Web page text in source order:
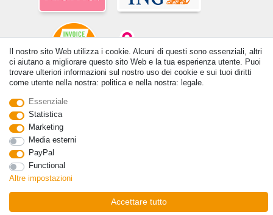
Il nostro sito Web utilizza i cookie. Alcuni di questi sono essenziali, altri
ci aiutano a migliorare questo sito Web e la tua esperienza utente. Puoi
trovare ulteriori informazioni sul nostro uso dei cookie e sui tuoi diritti
come utente nella nostra: politica e nella nostra: legale.
Essenziale
Statistica
Marketing
Media esterni
PayPal
Functional
Altre impostazioni
Accettare tutto
© Copyright 2026 | Tutti i diritti riservati. - Tutti i diritti riservati. Prezzi
incl. 19% di imposta sul valore aggiunto | prezzi base vedi dettaglio
articolo | *Si applica alle consegne in Italia!
Withdraw from contract here